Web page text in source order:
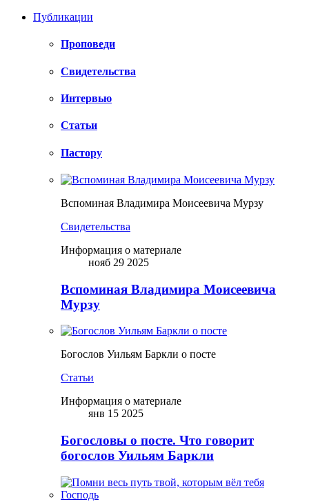
Публикации
Проповеди
Свидетельства
Интервью
Статьи
Пастору
Вспоминая Владимира Моисеевича Мурзу
Свидетельства
Информация о материале
нояб 29 2025
Вспоминая Владимира Моисеевича
Мурзу
Богослов Уильям Баркли о посте
Статьи
Информация о материале
янв 15 2025
Богословы о посте. Что говорит
богослов Уильям Баркли